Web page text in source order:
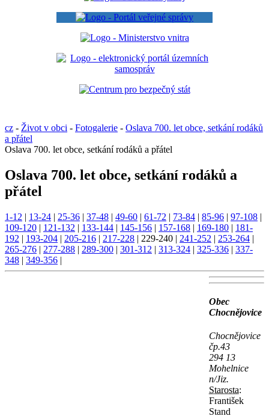
cz - Život v obci - Fotogalerie - Oslava 700. let obce, setkání rodáků
a přátel
Oslava 700. let obce, setkání rodáků a přátel
Oslava 700. let obce, setkání rodáků a
přátel
1-12 | 13-24 | 25-36 | 37-48 | 49-60 | 61-72 | 73-84 | 85-96 | 97-108 |
109-120 | 121-132 | 133-144 | 145-156 | 157-168 | 169-180 | 181-
192 | 193-204 | 205-216 | 217-228 | 229-240 | 241-252 | 253-264 |
265-276 | 277-288 | 289-300 | 301-312 | 313-324 | 325-336 | 337-
348 | 349-356 |
Obec
Chocnějovice
Chocnějovice
čp.43
294 13
Mohelnice
n/Jiz.
Starosta:
František
Stand